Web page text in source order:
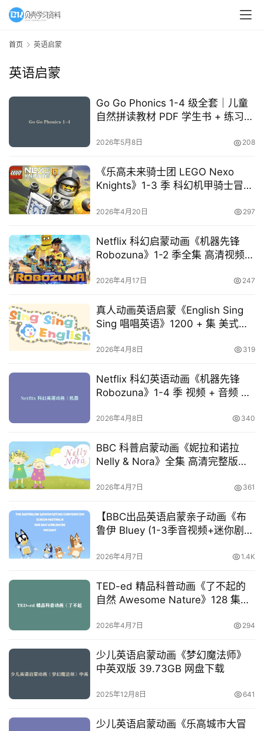
首
早
教
A
I
程
资
源
资
小
资
登录 注册
首页 英语启蒙
英语启蒙
Go Go Phonics 1-4 级全套｜儿童
自然拼读教材 PDF 学生书 + 练习册
2026年5月8日 208
《乐高未来骑士团 LEGO Nexo
Knights》1-3 季 科幻机甲骑士冒险
2026年4月20日 297
Netflix 科幻启蒙动画《机器先锋
Robozuna》1-2 季全集 高清视频 +
材
2026年4月17日 247
真人动画英语启蒙《English Sing
Sing 唱唱英语》1200 + 集 美式英
2026年4月8日 319
Netflix 科幻英语动画《机器先锋
Robozuna》1-4 季 视频 + 音频 全
2026年4月8日 340
BBC 科普启蒙动画《妮拉和诺拉
Nelly & Nora》全集 高清完整版
2026年4月7日 361
【BBC出品英语启蒙亲子动画《布
鲁伊 Bluey (1-3季音视频+迷你剧
2026年4月7日 1.4K
TED-ed 精品科普动画《了不起的
自然 Awesome Nature》128 集全
2026年4月7日 294
少儿英语启蒙动画《梦幻魔法师》
中英双版 39.73GB 网盘下载
2025年12月8日 641
少儿英语启蒙动画《乐高城市大冒